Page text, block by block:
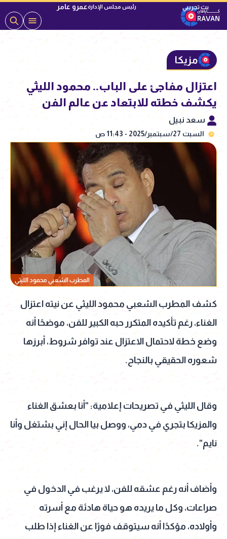
رئيس مجلس الإدارةعمرو عامر
مزيكا
اعتزال مفاجئ على الباب.. محمود الليثي
يكشف خطته للابتعاد عن عالم الفن
سعد نبيل
السبت 27/سبتمبر/2025 - 11:43 ص
المطرب الشعبي محمود الليثي
كشف المطرب الشعبي محمود الليثي عن نيته اعتزال
الغناء، رغم تأكيده المتكرر حبه الكبير للفن، موضحًا أنه
وضع خطة لاحتمال الاعتزال عند توافر شروط، أبرزها
شعوره الحقيقي بالنجاح.
وقال الليثي في تصريحات إعلامية: "أنا بعشق الغناء
والمزيكا بتجري في دمي، ووصل بيا الحال إني بشتغل وأنا
نايم".
وأضاف أنه رغم عشقه للفن، لا يرغب في الدخول في
صراعات، وكل ما يريده هو حياة هادئة مع أسرته
وأولاده، مؤكدًا أنه سيتوقف فورًا عن الغناء إذا طلب